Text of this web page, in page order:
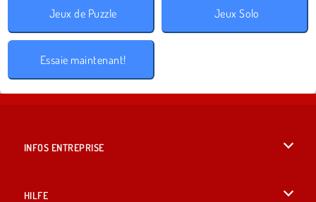
Jeux de Puzzle Jeux Solo
Essaie maintenant!
INFOS ENTREPRISE
HILFE